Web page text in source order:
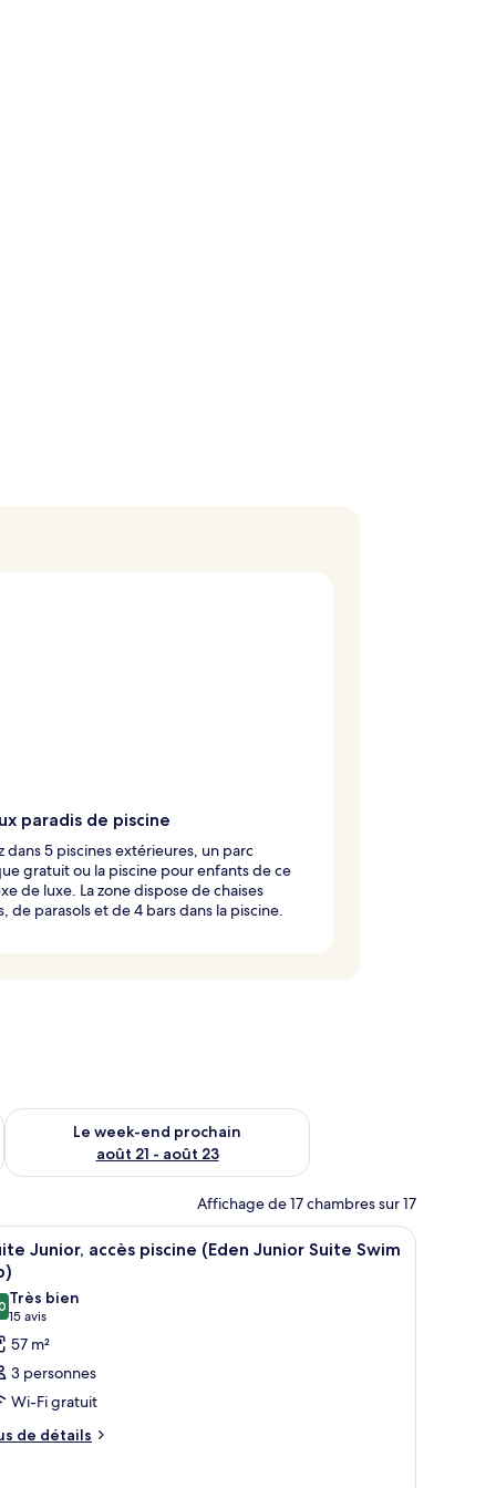
paradis de piscine
dans 5 piscines extérieures, un parc
gratuit ou la piscine pour enfants de ce
de luxe. La zone dispose de chaises
de parasols et de 4 bars dans la piscine.
août 14 - août 16
Le week-end prochain
août 21 - août 23
Vérifier la disponibilité pour le week-end prochain août 21 -
Affichage de 17 chambres sur 17
d’un bar et d’une structure recouverte d’un toit de chaume.
:
Une terrasse sur le toit avec une piscine, des
3
Junior, accès piscine (Eden Junior Suite Swim
sur 10
Très bien
15 avis
(15 avis)
57 m²
3 personnes
Wi-Fi gratuit
de détails